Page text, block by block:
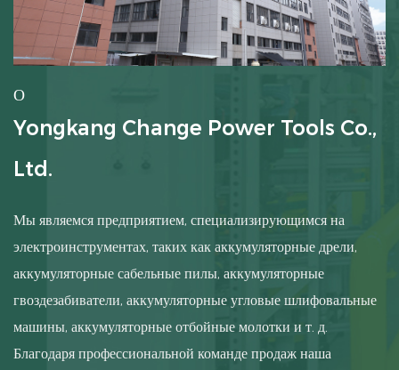
О
Yongkang Change Power Tools Co.,
Ltd.
Мы являемся предприятием, специализирующимся на
электроинструментах, таких как аккумуляторные дрели,
аккумуляторные сабельные пилы, аккумуляторные
гвоздезабиватели, аккумуляторные угловые шлифовальные
машины, аккумуляторные отбойные молотки и т. д.
Благодаря профессиональной команде продаж наша